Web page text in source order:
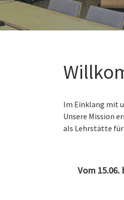
Im Einklang mit
Unsere Mission
als Lehrstätte für
Vom